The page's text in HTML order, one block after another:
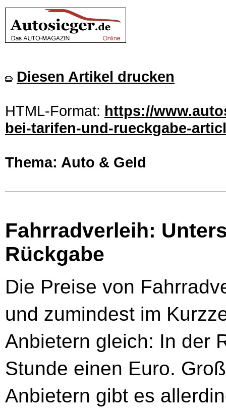
Diesen Artikel drucken
HTML-Format: https://
bei-tarifen-und-rueckgabe-
Thema: Auto & Geld
Fahrradverleih:
Rückgabe
Die Preise von
und zumindest im
Anbietern gleich: In der
Stunde einen Euro.
Anbietern gibt es